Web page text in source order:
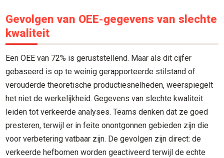
Gevolgen van OEE-gegevens van slechte
kwaliteit
Een OEE van 72% is geruststellend. Maar als dit cijfer
gebaseerd is op te weinig gerapporteerde stilstand of
verouderde theoretische productiesnelheden, weerspiegelt
het niet de werkelijkheid. Gegevens van slechte kwaliteit
leiden tot verkeerde analyses. Teams denken dat ze goed
presteren, terwijl er in feite onontgonnen gebieden zijn die
voor verbetering vatbaar zijn. De gevolgen zijn direct: de
verkeerde hefbomen worden geactiveerd terwijl de echte